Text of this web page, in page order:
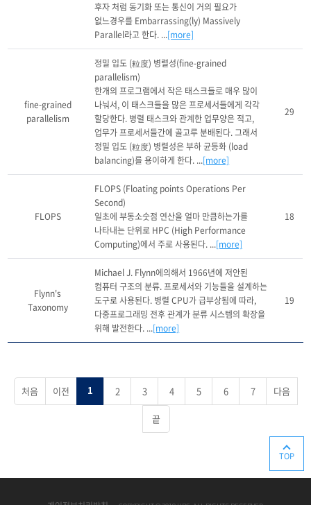
후자 처럼 동기화 또는 통신이 거의 필요가
없느경우를 Embarrassing(ly) Massively
Parallel라고 한다. ...[more]
fine-grained
parallelism
정밀 입도 (粒度) 병렬성(fine-grained
parallelism)
한개의 프로그램에서 작은 태스크들로 매우 많이
나눠서, 이 태스크들을 많은 프로세서들에게 각각
할당한다. 병렬 태스크와 관계한 업무양은 적고,
업무가 프로세서들간에 골고루 분배된다. 그래서
정밀 입도 (粒度) 병렬성은 부하 균등화 (load
balancing)를 용이하게 한다. ...[more]
29
FLOPS
FLOPS (Floating points Operations Per
Second)
일초에 부동소숫점 연산을 얼마 만큼하는가를
나타내는 단위로 HPC (High Performance
Computing)에서 주로 사용된다. ...[more]
18
Flynn's
Taxonomy
Michael J. Flynn에의해서 1966년에 저안된
컴퓨터 구조의 분류. 프로세서와 기능들을 설계하는
도구로 사용된다. 병렬 CPU가 급부상됨에 따라,
다중프로그래밍 전후 관계가 분류 시스템의 확장을
위해 발전한다. ...[more]
19
처음 이전 1 2 3 4 5 6 7 다음
끝
TOP